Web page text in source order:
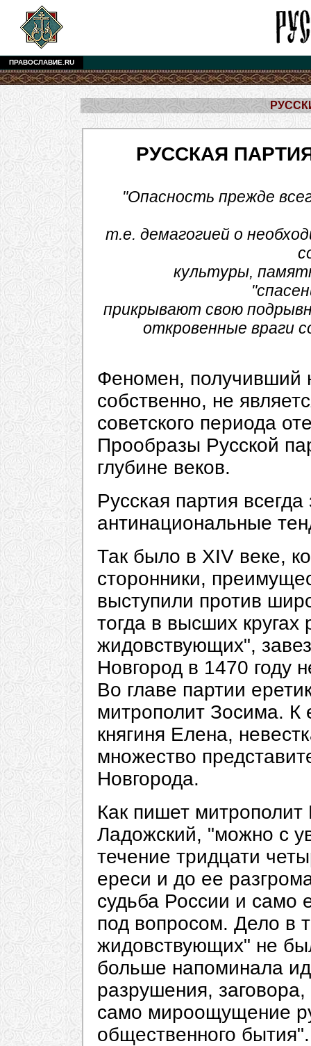
ПРАВОСЛАВИЕ.RU
РУССКАЯ
"Опасность прежде
т.е. демагогией о
культуры,
прикрывают свою
откровенные враги
Феномен, получивший
собственно, не
советского периода
Прообразы Русской
глубине веков.
Русская партия
антинациональные
Так было в XIV веке,
сторонники,
выступили против
тогда в высших кругах
жидовствующих",
Новгород в 1470 году
Во главе партии
митрополит Зосима. К
княгиня Елена,
множество
Новгорода.
Как пишет митрополит
Ладожский, "можно с
течение тридцати
ереси и до ее
судьба России и само
под вопросом. Дело в
жидовствующих" не
больше напоминала
разрушения,
само мироощущение
общественного бытия".